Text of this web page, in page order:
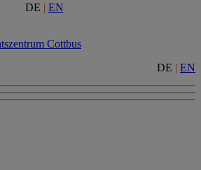
DE | EN
DE | EN